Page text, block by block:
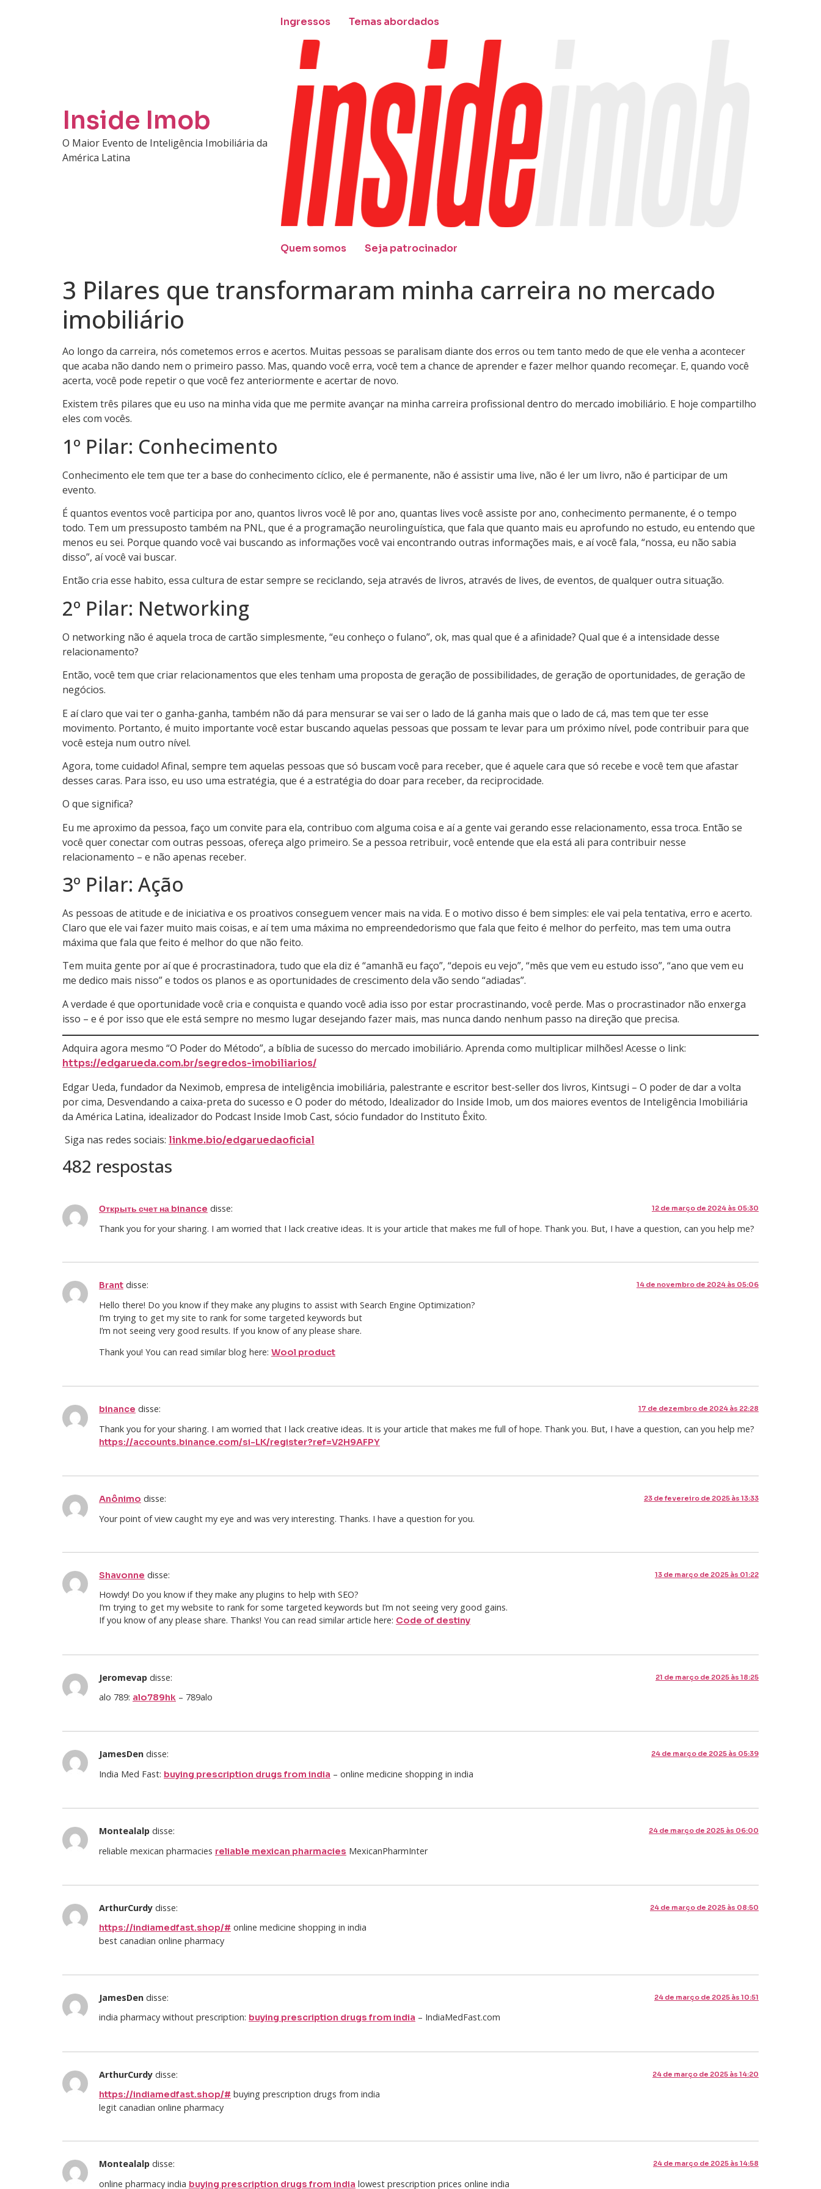
Inside Imob
O Maior Evento de Inteligência Imobiliária da
América Latina
Ingressos Temas abordados
Quem somos Seja patrocinador
3 Pilares que transformaram minha carreira no mercado
imobiliário
Ao longo da carreira, nós cometemos erros e acertos. Muitas pessoas se paralisam diante dos erros ou tem tanto medo de que ele venha a acontecer
que acaba não dando nem o primeiro passo. Mas, quando você erra, você tem a chance de aprender e fazer melhor quando recomeçar. E, quando você
acerta, você pode repetir o que você fez anteriormente e acertar de novo.
Existem três pilares que eu uso na minha vida que me permite avançar na minha carreira profissional dentro do mercado imobiliário. E hoje compartilho
eles com vocês.
1º Pilar: Conhecimento
Conhecimento ele tem que ter a base do conhecimento cíclico, ele é permanente, não é assistir uma live, não é ler um livro, não é participar de um
evento.
É quantos eventos você participa por ano, quantos livros você lê por ano, quantas lives você assiste por ano, conhecimento permanente, é o tempo
todo. Tem um pressuposto também na PNL, que é a programação neurolinguística, que fala que quanto mais eu aprofundo no estudo, eu entendo que
menos eu sei. Porque quando você vai buscando as informações você vai encontrando outras informações mais, e aí você fala, “nossa, eu não sabia
disso”, aí você vai buscar.
Então cria esse habito, essa cultura de estar sempre se reciclando, seja através de livros, através de lives, de eventos, de qualquer outra situação.
2º Pilar: Networking
O networking não é aquela troca de cartão simplesmente, “eu conheço o fulano”, ok, mas qual que é a afinidade? Qual que é a intensidade desse
relacionamento?
Então, você tem que criar relacionamentos que eles tenham uma proposta de geração de possibilidades, de geração de oportunidades, de geração de
negócios.
E aí claro que vai ter o ganha-ganha, também não dá para mensurar se vai ser o lado de lá ganha mais que o lado de cá, mas tem que ter esse
movimento. Portanto, é muito importante você estar buscando aquelas pessoas que possam te levar para um próximo nível, pode contribuir para que
você esteja num outro nível.
Agora, tome cuidado! Afinal, sempre tem aquelas pessoas que só buscam você para receber, que é aquele cara que só recebe e você tem que afastar
desses caras. Para isso, eu uso uma estratégia, que é a estratégia do doar para receber, da reciprocidade.
O que significa?
Eu me aproximo da pessoa, faço um convite para ela, contribuo com alguma coisa e aí a gente vai gerando esse relacionamento, essa troca. Então se
você quer conectar com outras pessoas, ofereça algo primeiro. Se a pessoa retribuir, você entende que ela está ali para contribuir nesse
relacionamento – e não apenas receber.
3º Pilar: Ação
As pessoas de atitude e de iniciativa e os proativos conseguem vencer mais na vida. E o motivo disso é bem simples: ele vai pela tentativa, erro e acerto.
Claro que ele vai fazer muito mais coisas, e aí tem uma máxima no empreendedorismo que fala que feito é melhor do perfeito, mas tem uma outra
máxima que fala que feito é melhor do que não feito.
Tem muita gente por aí que é procrastinadora, tudo que ela diz é “amanhã eu faço”, “depois eu vejo”, “mês que vem eu estudo isso”, “ano que vem eu
me dedico mais nisso” e todos os planos e as oportunidades de crescimento dela vão sendo “adiadas”.
A verdade é que oportunidade você cria e conquista e quando você adia isso por estar procrastinando, você perde. Mas o procrastinador não enxerga
isso – e é por isso que ele está sempre no mesmo lugar desejando fazer mais, mas nunca dando nenhum passo na direção que precisa.
Adquira agora mesmo “O Poder do Método”, a bíblia de sucesso do mercado imobiliário. Aprenda como multiplicar milhões! Acesse o link:
https://edgarueda.com.br/segredos-imobiliarios/
Edgar Ueda, fundador da Neximob, empresa de inteligência imobiliária, palestrante e escritor best-seller dos livros, Kintsugi – O poder de dar a volta
por cima, Desvendando a caixa-preta do sucesso e O poder do método, Idealizador do Inside Imob, um dos maiores eventos de Inteligência Imobiliária
da América Latina, idealizador do Podcast Inside Imob Cast, sócio fundador do Instituto Êxito.
Siga nas redes sociais: linkme.bio/edgaruedaoficial
482 respostas
Открыть счет на binance disse: 12 de março de 2024 às 05:30
Thank you for your sharing. I am worried that I lack creative ideas. It is your article that makes me full of hope. Thank you. But, I have a question, can you help me?
Brant disse: 14 de novembro de 2024 às 05:06
Hello there! Do you know if they make any plugins to assist with Search Engine Optimization?
I’m trying to get my site to rank for some targeted keywords but
I’m not seeing very good results. If you know of any please share.
Thank you! You can read similar blog here: Wool product
binance disse: 17 de dezembro de 2024 às 22:28
Thank you for your sharing. I am worried that I lack creative ideas. It is your article that makes me full of hope. Thank you. But, I have a question, can you help me?
https://accounts.binance.com/si-LK/register?ref=V2H9AFPY
Anônimo disse: 23 de fevereiro de 2025 às 13:33
Your point of view caught my eye and was very interesting. Thanks. I have a question for you.
Shavonne disse: 13 de março de 2025 às 01:22
Howdy! Do you know if they make any plugins to help with SEO?
I’m trying to get my website to rank for some targeted keywords but I’m not seeing very good gains.
If you know of any please share. Thanks! You can read similar article here: Code of destiny
Jeromevap disse: 21 de março de 2025 às 18:25
alo 789: alo789hk – 789alo
JamesDen disse: 24 de março de 2025 às 05:39
India Med Fast: buying prescription drugs from india – online medicine shopping in india
Montealalp disse: 24 de março de 2025 às 06:00
reliable mexican pharmacies reliable mexican pharmacies MexicanPharmInter
ArthurCurdy disse: 24 de março de 2025 às 08:50
https://indiamedfast.shop/# online medicine shopping in india
best canadian online pharmacy
JamesDen disse: 24 de março de 2025 às 10:51
india pharmacy without prescription: buying prescription drugs from india – IndiaMedFast.com
ArthurCurdy disse: 24 de março de 2025 às 14:20
https://indiamedfast.shop/# buying prescription drugs from india
legit canadian online pharmacy
Montealalp disse: 24 de março de 2025 às 14:58
online pharmacy india buying prescription drugs from india lowest prescription prices online india